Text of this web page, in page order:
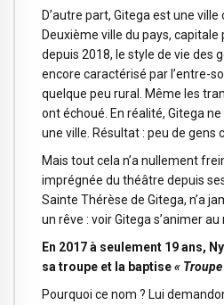
D’autre part, Gitega est une
Deuxième ville du pays,
depuis 2018, le style de vie des
encore caractérisé par l’entre-
quelque peu rural. Même les
ont échoué. En réalité, Gitega
une ville. Résultat : peu de gens
Mais tout cela n’a nullement
imprégnée du théâtre depuis
Sainte Thérèse de Gitega, n’a
un rêve : voir Gitega s’animer
En 2017 à seulement 19 ans,
sa troupe et la baptise«
Pourquoi ce nom ? Lui